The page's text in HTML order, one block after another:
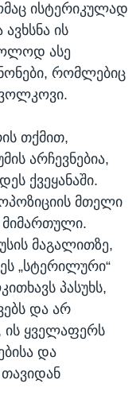
ისტერიკულად
ის
ასე
რომლებიც
ვოლკოვი.
თქმით,
არჩევნებია,
ქვეყანაში.
მთელი
მიმართული.
მაგალითზე,
„სტერილური“
პასუხს,
და არ
ის ყველაფერს
და